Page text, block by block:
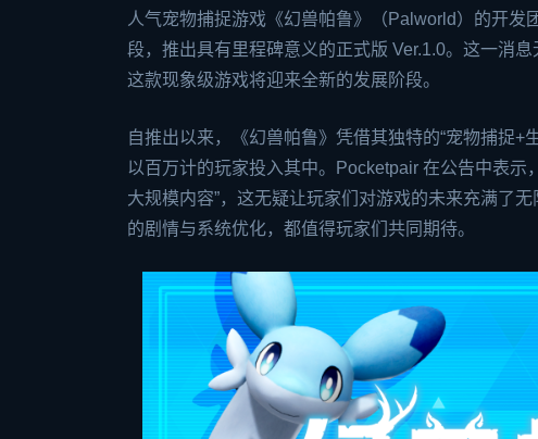
人气宠物捕捉游戏《幻兽帕鲁》（Palworld）的开发
段，推出具有里程碑意义的正式版 Ver.1.0。这一消
这款现象级游戏将迎来全新的发展阶段。
自推出以来，《幻兽帕鲁》凭借其独特的“宠物捕捉
以百万计的玩家投入其中。Pocketpair 在公告中表示
大规模内容”，这无疑让玩家们对游戏的未来充满了
的剧情与系统优化，都值得玩家们共同期待。